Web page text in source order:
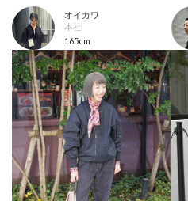
オイカワ
本社
165cm